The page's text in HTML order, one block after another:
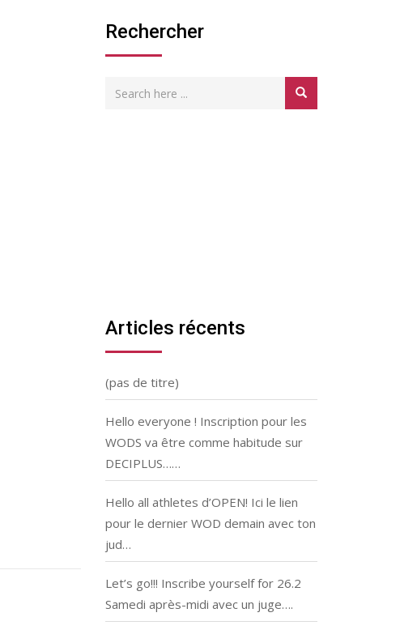
Rechercher
Articles récents
(pas de titre)
Hello everyone ! Inscription pour les
WODS va être comme habitude sur
DECIPLUS……
Hello all athletes d’OPEN! Ici le lien
pour le dernier WOD demain avec ton
jud…
Let’s go!!! Inscribe yourself for 26.2
Samedi après-midi avec un juge….